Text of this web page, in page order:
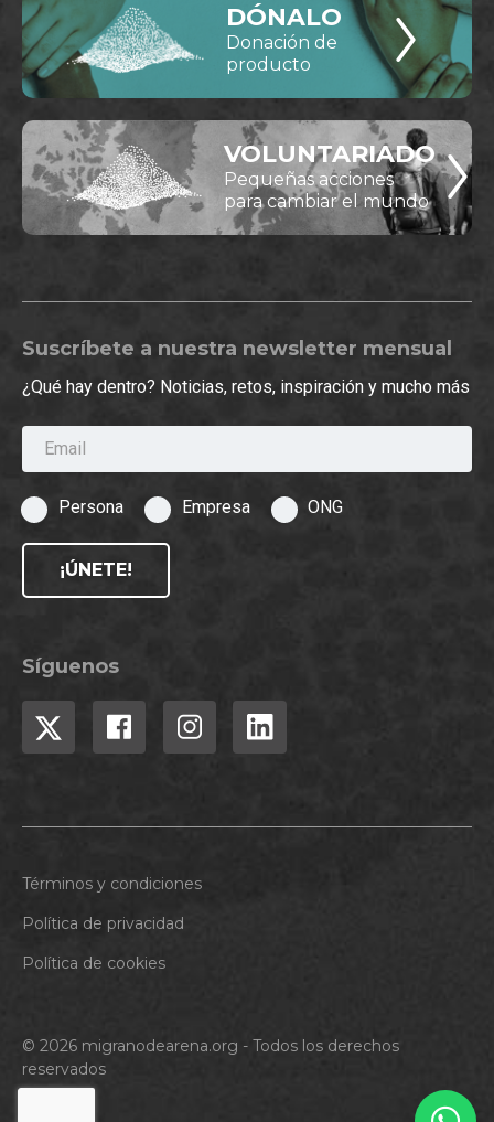
DÓNALO
Donación de
producto
VOLUNTARIADO
Pequeñas acciones
para cambiar el mundo
Suscríbete a nuestra newsletter mensual
¿Qué hay dentro? Noticias, retos, inspiración y mucho más
Email
Persona Empresa ONG
¡ÚNETE!
Síguenos
© 2026 migranodearena.org - Todos los derechos
reservados
Términos y condiciones
Política de privacidad
Política de cookies